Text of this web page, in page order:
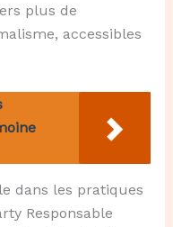
plus de
accessibles
dans les pratiques
Responsable